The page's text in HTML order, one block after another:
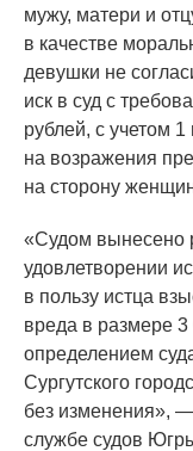
мужу, матери и
в качестве
девушки не
иск в суд с
рублей, с учетом
на возражения
на сторону
«Судом вынесено
удовлетворении
в пользу истца
вреда в размере
определением
Сургутского
без изменения»,
службе судов